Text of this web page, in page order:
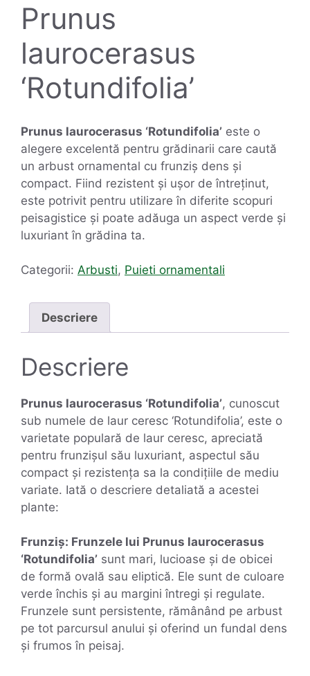
Prunus
laurocerasus
‘Rotundifolia’
Prunus laurocerasus ‘Rotundifolia’ este o
alegere excelentă pentru grădinarii care caută
un arbust ornamental cu frunziș dens și
compact. Fiind rezistent și ușor de întreținut,
este potrivit pentru utilizare în diferite scopuri
peisagistice și poate adăuga un aspect verde și
luxuriant în grădina ta.
Categorii: Arbusti, Puieti ornamentali
Descriere
Descriere
Prunus laurocerasus ‘Rotundifolia’, cunoscut
sub numele de laur ceresc ‘Rotundifolia’, este o
varietate populară de laur ceresc, apreciată
pentru frunzișul său luxuriant, aspectul său
compact și rezistența sa la condițiile de mediu
variate. Iată o descriere detaliată a acestei
plante:
Frunziș: Frunzele lui Prunus laurocerasus
‘Rotundifolia’ sunt mari, lucioase și de obicei
de formă ovală sau eliptică. Ele sunt de culoare
verde închis și au margini întregi și regulate.
Frunzele sunt persistente, rămânând pe arbust
pe tot parcursul anului și oferind un fundal dens
și frumos în peisaj.